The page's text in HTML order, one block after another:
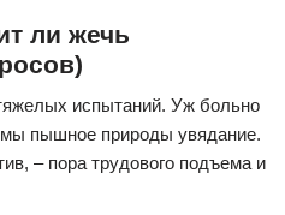
ли жечь
испытаний. Уж больно
пышное природы увядание.
– пора трудового подъема и